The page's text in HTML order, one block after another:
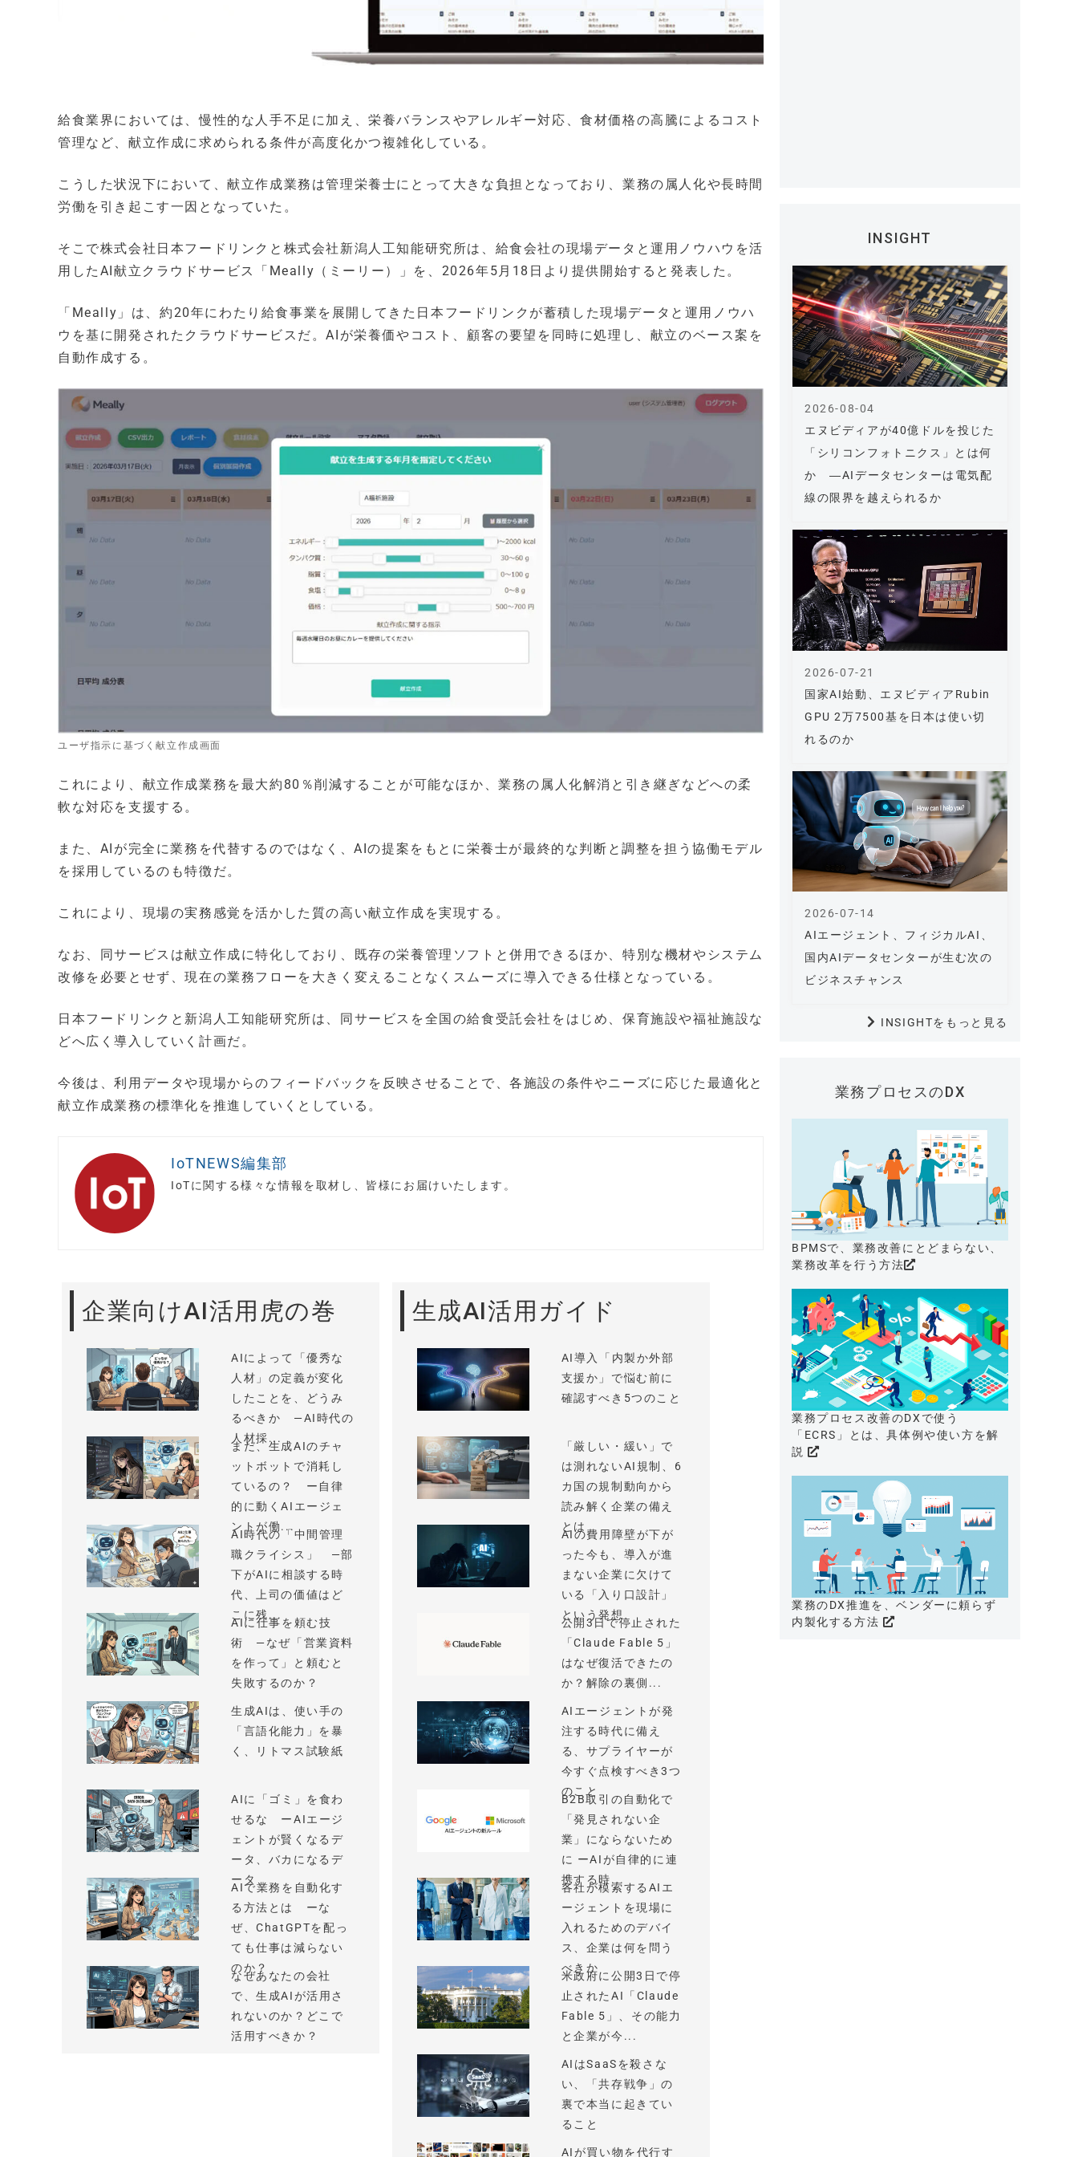
給食業界においては、慢性的な人手不足に加え、栄養バランスやアレルギー対応、食材価格の高騰によるコスト
管理など、献立作成に求められる条件が高度化かつ複雑化している。
こうした状況下において、献立作成業務は管理栄養士にとって大きな負担となっており、業務の属人化や長時間
労働を引き起こす一因となっていた。
そこで株式会社日本フードリンクと株式会社新潟人工知能研究所は、給食会社の現場データと運用ノウハウを活
用したAI献立クラウドサービス「Meally（ミーリー）」を、2026年5月18日より提供開始すると発表した。
「Meally」は、約20年にわたり給食事業を展開してきた日本フードリンクが蓄積した現場データと運用ノウハ
ウを基に開発されたクラウドサービスだ。AIが栄養価やコスト、顧客の要望を同時に処理し、献立のベース案を
自動作成する。
ユーザ指示に基づく献立作成画面
これにより、献立作成業務を最大約80％削減することが可能なほか、業務の属人化解消と引き継ぎなどへの柔
軟な対応を支援する。
また、AIが完全に業務を代替するのではなく、AIの提案をもとに栄養士が最終的な判断と調整を担う協働モデル
を採用しているのも特徴だ。
これにより、現場の実務感覚を活かした質の高い献立作成を実現する。
なお、同サービスは献立作成に特化しており、既存の栄養管理ソフトと併用できるほか、特別な機材やシステム
改修を必要とせず、現在の業務フローを大きく変えることなくスムーズに導入できる仕様となっている。
日本フードリンクと新潟人工知能研究所は、同サービスを全国の給食受託会社をはじめ、保育施設や福祉施設な
どへ広く導入していく計画だ。
今後は、利用データや現場からのフィードバックを反映させることで、各施設の条件やニーズに応じた最適化と
献立作成業務の標準化を推進していくとしている。
IoTNEWS編集部
IoTに関する様々な情報を取材し、皆様にお届けいたします。
企業向けAI活用虎の巻
AIによって「優秀な
人材」の定義が変化
したことを、どうみ
るべきか —AI時代の
人材採...
まだ、生成AIのチャ
ットボットで消耗し
ているの？ ー自律
的に動くAIエージェ
ントが働...
AI時代の「中間管理
職クライシス」 —部
下がAIに相談する時
代、上司の価値はど
こに残...
AIに仕事を頼む技
術 —なぜ「営業資料
を作って」と頼むと
失敗するのか？
生成AIは、使い手の
「言語化能力」を暴
く、リトマス試験紙
AIに「ゴミ」を食わ
せるな ーAIエージ
ェントが賢くなるデ
ータ、バカになるデ
ータ
AIで業務を自動化す
る方法とは ーな
ぜ、ChatGPTを配っ
ても仕事は減らない
のか？
なぜあなたの会社
で、生成AIが活用さ
れないのか？どこで
活用すべきか？
生成AI活用ガイド
AI導入「内製か外部
支援か」で悩む前に
確認すべき5つのこと
「厳しい・緩い」で
は測れないAI規制、6
カ国の規制動向から
読み解く企業の備え
とは
AIの費用障壁が下が
った今も、導入が進
まない企業に欠けて
いる「入り口設計」
という発想
公開3日で停止された
「Claude Fable 5」
はなぜ復活できたの
か？解除の裏側...
AIエージェントが発
注する時代に備え
る、サプライヤーが
今すぐ点検すべき3つ
のこと
B2B取引の自動化で
「発見されない企
業」にならないため
に ーAIが自律的に連
携する時...
各社が模索するAIエ
ージェントを現場に
入れるためのデバイ
ス、企業は何を問う
べきか
米政府に公開3日で停
止されたAI「Claude
Fable 5」、その能力
と企業が今...
AIはSaaSを殺さな
い、「共存戦争」の
裏で本当に起きてい
ること
AIが買い物を代行す
INSIGHT
エヌビディアが40億ドルを投じた
「シリコンフォトニクス」とは何
か ―AIデータセンターは電気配
線の限界を越えられるか
2026-08-04
国家AI始動、エヌビディアRubin
GPU 2万7500基を日本は使い切
れるのか
2026-07-21
AIエージェント、フィジカルAI、
国内AIデータセンターが生む次の
ビジネスチャンス
2026-07-14
INSIGHTをもっと見る
業務プロセスのDX
BPMSで、業務改善にとどまらない、
業務改革を行う方法
業務プロセス改善のDXで使う
「ECRS」とは、具体例や使い方を解
説
業務のDX推進を、ベンダーに頼らず
内製化する方法